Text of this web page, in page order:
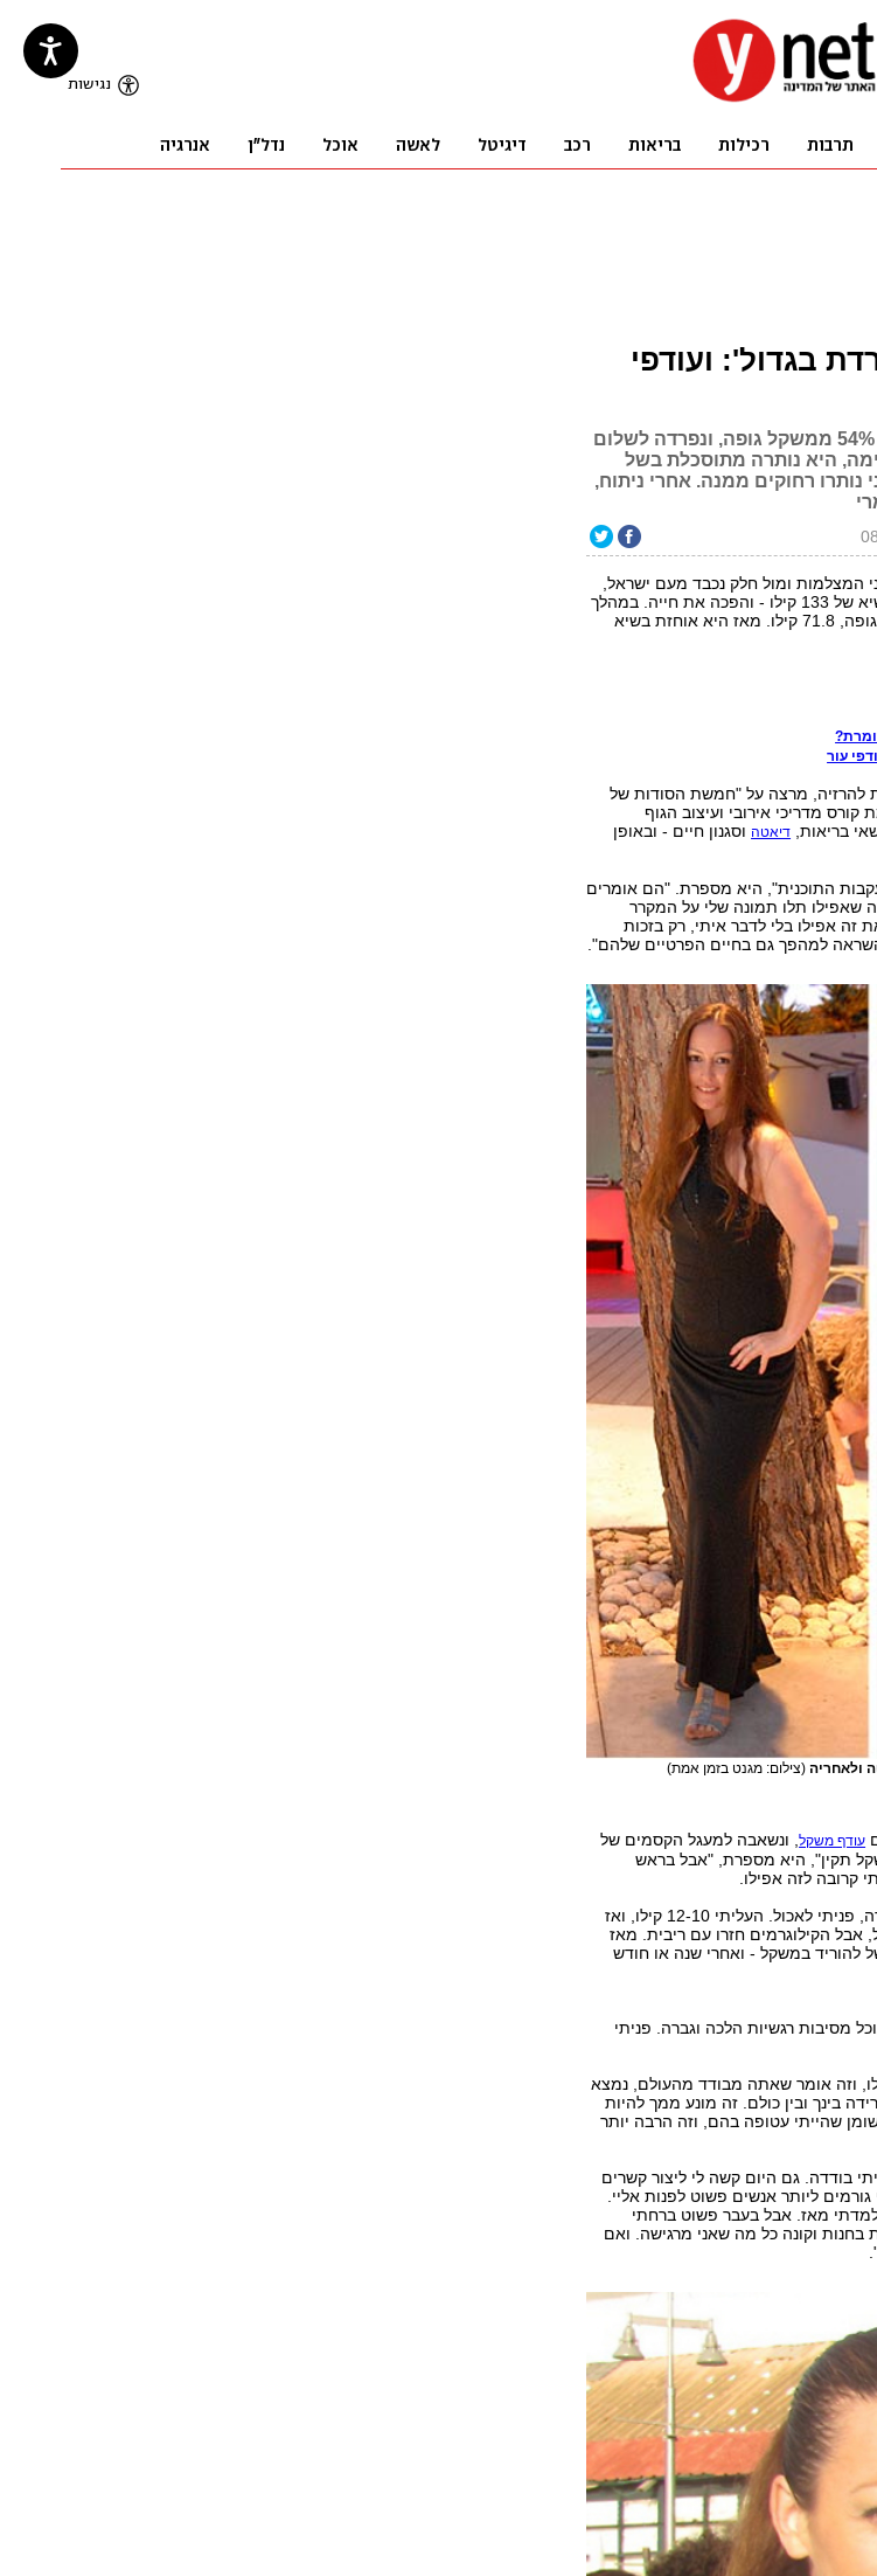
ק"ג ב'לרדת בגדול': ועודפי
לעיני המצלמות השילה קרן גלסנר 54% ממשקל גופה, ונפרדה לשלום
היא נותרה מתוסכלת בשל
נותרו רחוקים ממנה. אחרי ניתוח,
המצלמות ומול חלק נכבד מעם ישראל,
היא הגיעה לחוות "לרדת בגדול" במשקל שיא של 133 קילו - והפכה את חייה. במהלך
התוכנית היא השילה כמעט 54% ממשקל גופה, 71.8 קילו. מאז היא אוחזת בשיא
להרזיה, מרצה על "חמשת הסודות של
מדריכי אירובי ועיצוב הגוף
בריאות, דיאטהוסגנון חיים - ובאופן
התוכנית", היא מספרת. "הם אומרים
שאפילו תלו תמונה שלי על המקרר
זה אפילו בלי לדבר איתי, רק בזכות
למהפך גם בחיים הפרטיים שלהם".
ולאחריה (צילום: מגנט בזמן אמת)
עודף משקל, ונשאבה למעגל הקסמים של
תקין", היא מספרת, "אבל בראש
קרובה לזה אפילו.
"מהלחץ של הבגרויות ולהיות מקובל בחברה, פניתי לאכול. העליתי 12-10 קילו, ואז
הקילוגרמים חזרו עם ריבית. מאז
להוריד במשקל - ואחרי שנה או חודש
מסיבות רגשיות הלכה וגברה. פניתי
33 מצאתי את עצמי שוקלת 133 קילו, וזה אומר שאתה מבודד מהעולם, נמצא
בינך ובין כולם. זה מונע ממך להיות
שהייתי עטופה בהם, וזה הרבה יותר
בודדה. גם היום קשה לי ליצור קשרים
ליותר אנשים פשוט לפנות אליי.
מאז. אבל בעבר פשוט ברחתי
בחנות וקונה כל מה שאני מרגישה. ואם